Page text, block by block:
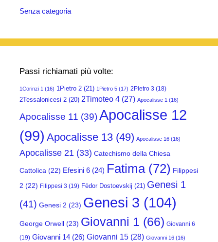
Senza categoria
Passi richiamati più volte:
1Corinzi 1 (16) 1Pietro 2 (21) 1Pietro 5 (17) 2Pietro 3 (18)
2Tessalonicesi 2 (20) 2Timoteo 4 (27) Apocalisse 1 (16)
Apocalisse 11 (39)Apocalisse 12
(99) Apocalisse 13 (49) Apocalisse 16 (16)
Apocalisse 21 (33) Catechismo della Chiesa
Cattolica (22) Efesini 6 (24) Fatima(72) Filippesi
2 (22) Filippesi 3 (19) Fëdor Dostoevskij (21) Genesi 1
(41) Genesi 2 (23) Genesi 3 (104)
George Orwell (23) Giovanni 1 (66) Giovanni 6
(19) Giovanni 14 (26) Giovanni 15 (28) Giovanni 16 (16)